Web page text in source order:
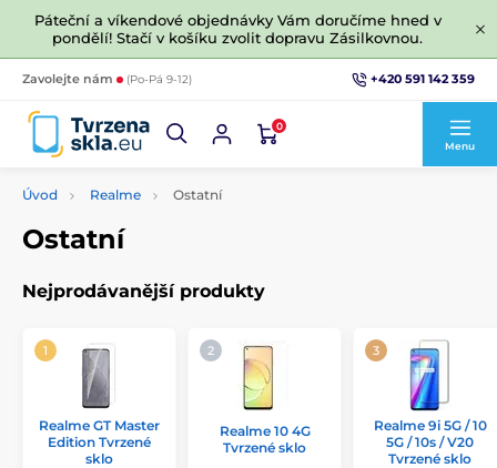
Páteční a víkendové objednávky Vám doručíme hned v
pondělí! Stačí v košíku zvolit dopravu Zásilkovnou.
Zavolejte nám (Po-Pá 9-12) +420 591 142 359
0
Menu
Úvod Realme Ostatní
Ostatní
Nejprodávanější produkty
Realme GT Master
Edition Tvrzené
sklo
Realme 10 4G
Tvrzené sklo
Realme 9i 5G / 10
5G / 10s / V20
Tvrzené sklo